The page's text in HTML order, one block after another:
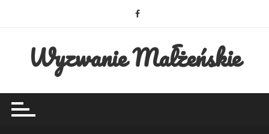
Wyzwanie Małżeńskie